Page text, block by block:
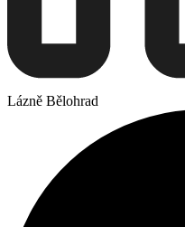
Lázně Bělohrad